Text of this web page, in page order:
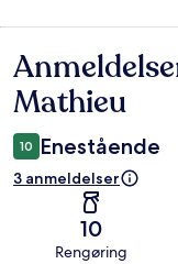
Anmeldelser
Mathieu
10 Enestående
3 anmeldelser
10
Rengøring